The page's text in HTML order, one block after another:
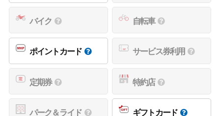
バイク 自転車
ポイントカード サービス券利用
定期券 特約店
パーク＆ライド ギフトカード